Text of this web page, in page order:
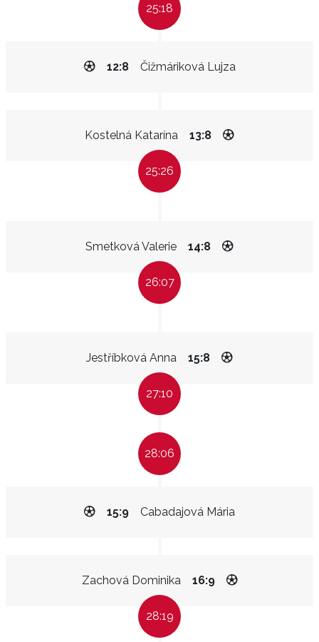
25:18
Čižmáriková Lujza
12:8
Kostelná Katarína 13:8
25:26
Smetková Valerie 14:8
26:07
Jestříbková Anna 15:8
27:10
28:06
Cabadajová Mária
15:9
Zachová Dominika 16:9
28:19